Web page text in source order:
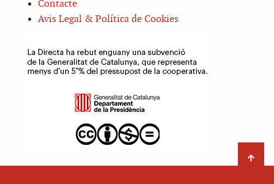
Contacte
Avis Legal & Política de Cookies